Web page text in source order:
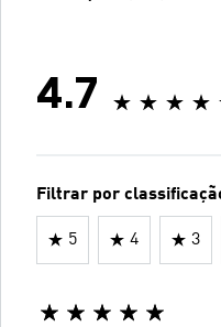
4.7
Filtrar por
5 4 3